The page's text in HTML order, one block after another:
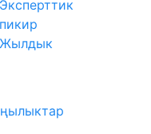
Эксперттик
пикир
Жылдык